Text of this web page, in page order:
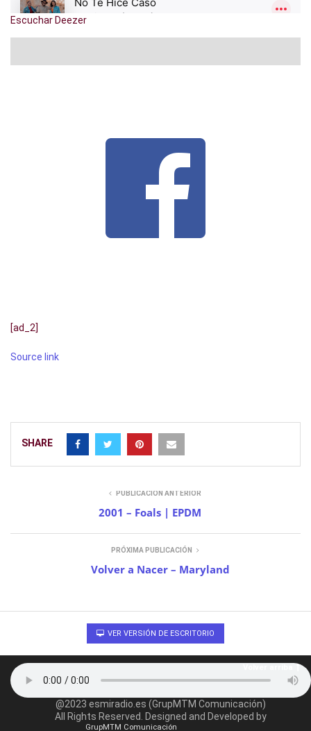
Escuchar Deezer
[ad_2]
Source link
SHARE
PUBLICACIÓN ANTERIOR
2001 – Foals | EPDM
PRÓXIMA PUBLICACIÓN
Volver a Nacer – Maryland
VER VERSIÓN DE ESCRITORIO
@2023 esmiradio.es (GrupMTM Comunicación)
All Rights Reserved. Designed and Developed by
GrupMTM Comunicación